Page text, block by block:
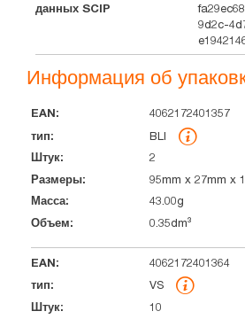
данных SCIP
9d2c-
Информация об
EAN Размеры Масса
4062172401357
BLI
2
95mm x 27mm x
43.00g
0.35dm³
4062172401364
VS
10